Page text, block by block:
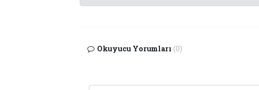
Okuyucu Yorumları (0)